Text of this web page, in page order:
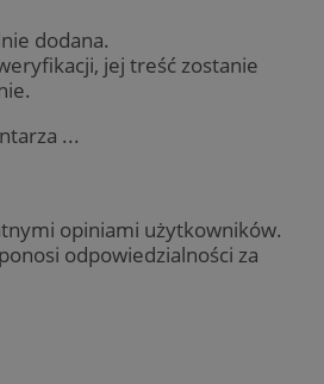
dodana.
jej treść zostanie
...
opiniami użytkowników.
odpowiedzialności za